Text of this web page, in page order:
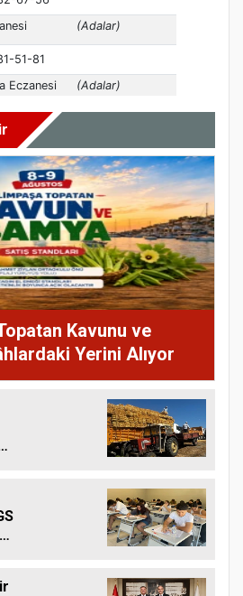
Kavunu ve
Yerini Alıyor